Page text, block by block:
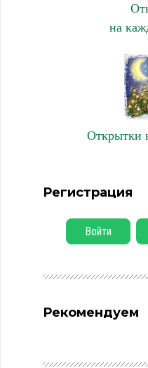
на
Открытки
Регистрация
Войти
Рекомендуем